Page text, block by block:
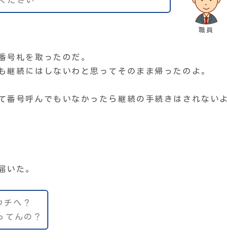
職員
号札を取ったのだ。
続にはしないわと思ってそのまま帰ったのよ。
号呼んでもいなかったら継続の手続きはされないよ
いた。
チへ？
てんの？